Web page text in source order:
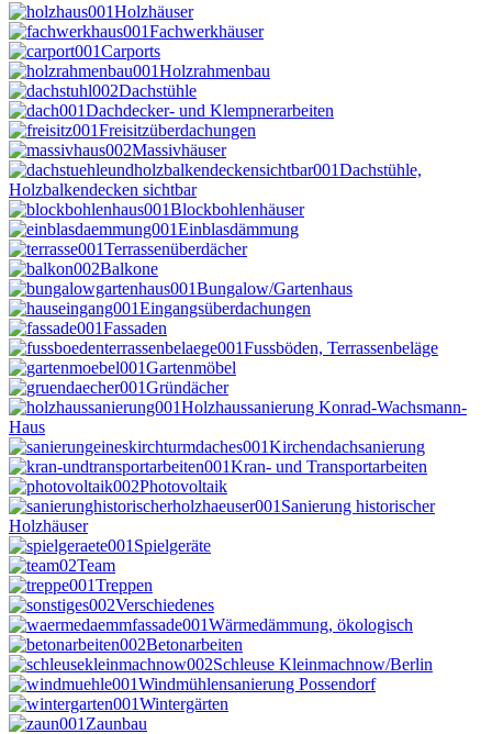
Holzhäuser
Fachwerkhäuser
Carports
Holzrahmenbau
Dachstühle
Dachdecker- und Klempnerarbeiten
Freisitzüberdachungen
Massivhäuser
Dachstühle,
Holzbalkendecken sichtbar
Blockbohlenhäuser
Einblasdämmung
Terrassenüberdächer
Balkone
Bungalow/Gartenhaus
Eingangsüberdachungen
Fassaden
Fussböden, Terrassenbeläge
Gartenmöbel
Gründächer
Holzhaussanierung Konrad-Wachsmann-
Haus
Kirchendachsanierung
Kran- und Transportarbeiten
Photovoltaik
Sanierung historischer
Holzhäuser
Spielgeräte
Team
Treppen
Verschiedenes
Wärmedämmung, ökologisch
Betonarbeiten
Schleuse Kleinmachnow/Berlin
Windmühlensanierung Possendorf
Wintergärten
Zaunbau